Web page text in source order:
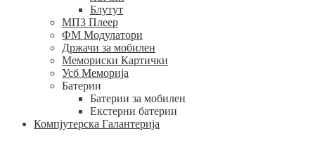
Блутут
МП3 Плеер
ФМ Модулатори
Држачи за мобилен
Мемориски Картички
Усб Меморија
Батерии
Батерии за мобилен
Екстерни батерии
Компјутерска Галантерија